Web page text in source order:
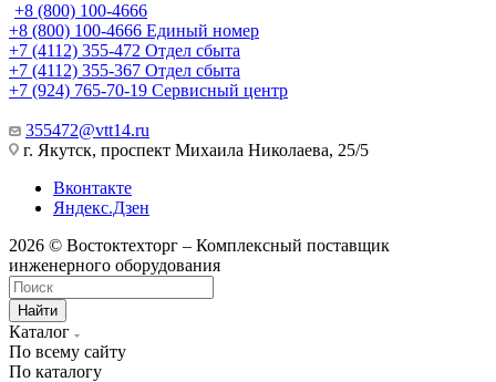
+8 (800) 100-4666
+8 (800) 100-4666 Единый номер
+7 (4112) 355-472 Отдел сбыта
+7 (4112) 355-367 Отдел сбыта
+7 (924) 765-70-19 Сервисный центр
355472@vtt14.ru
г. Якутск, проспект Михаила Николаева, 25/5
Вконтакте
Яндекс.Дзен
2026 © Востоктехторг – Комплексный поставщик
инженерного оборудования
Найти
Каталог
По всему сайту
По каталогу